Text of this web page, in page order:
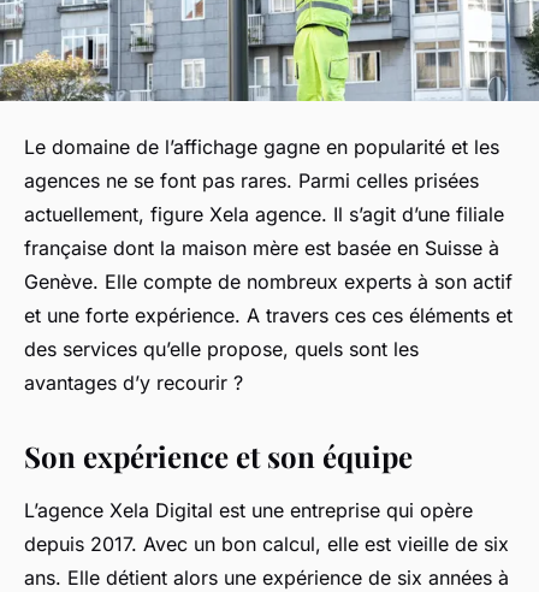
Le domaine de l’affichage gagne en popularité et les
agences ne se font pas rares. Parmi celles prisées
actuellement, figure Xela agence. Il s’agit d’une filiale
française dont la maison mère est basée en Suisse à
Genève. Elle compte de nombreux experts à son actif
et une forte expérience. A travers ces ces éléments et
des services qu’elle propose, quels sont les
avantages d’y recourir ?
Son expérience et son équipe
L’agence Xela Digital est une entreprise qui opère
depuis 2017. Avec un bon calcul, elle est vieille de six
ans. Elle détient alors une expérience de six années à